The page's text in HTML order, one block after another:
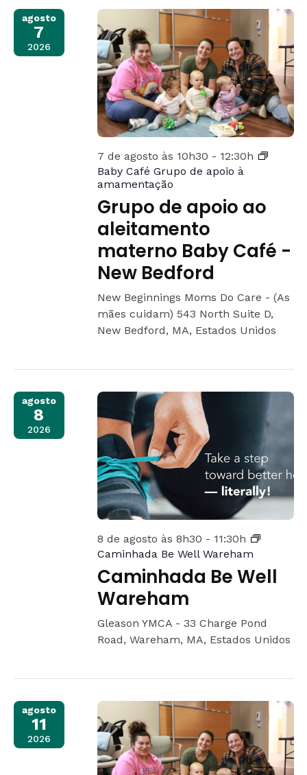
e
de
Eventos
agosto
7
2026
7 de agosto às 10h30 - 12:30h
Baby Café Grupo de apoio à
amamentação
Grupo de apoio ao
aleitamento
materno Baby Café -
New Bedford
New Beginnings Moms Do Care - (As
mães cuidam) 543 North Suite D,
New Bedford, MA, Estados Unidos
agosto
8
2026
8 de agosto às 8h30 - 11:30h
Caminhada Be Well Wareham
Caminhada Be Well
Wareham
Gleason YMCA - 33 Charge Pond
Road, Wareham, MA, Estados Unidos
agosto
11
2026